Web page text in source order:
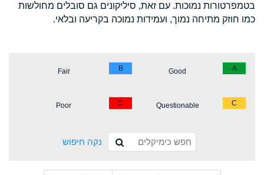
בטמפרטורות נמוכות. עם זאת, סיליקונים גם סובלים מחולשות
כמו חוזק מתיחה נמוך, ועמידות נמוכה בקריעה ובלאי.
A
Good
B
Fair
C
Questionable
D
Poor
נקה חיפוש